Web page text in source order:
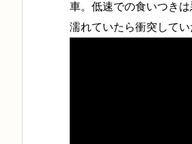
車。低速での食いつき
濡れていたら衝突してい